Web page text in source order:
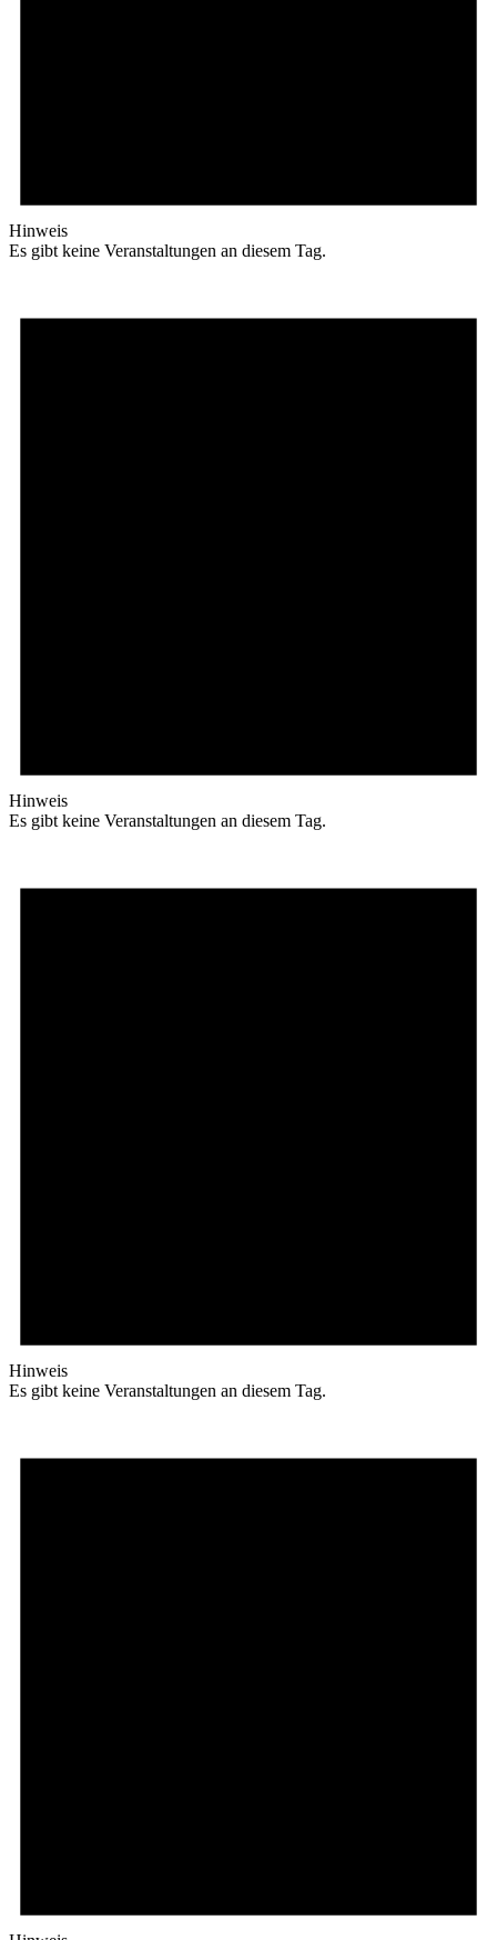
Hinweis
Es gibt keine Veranstaltungen an diesem Tag.
Hinweis
Es gibt keine Veranstaltungen an diesem Tag.
Hinweis
Es gibt keine Veranstaltungen an diesem Tag.